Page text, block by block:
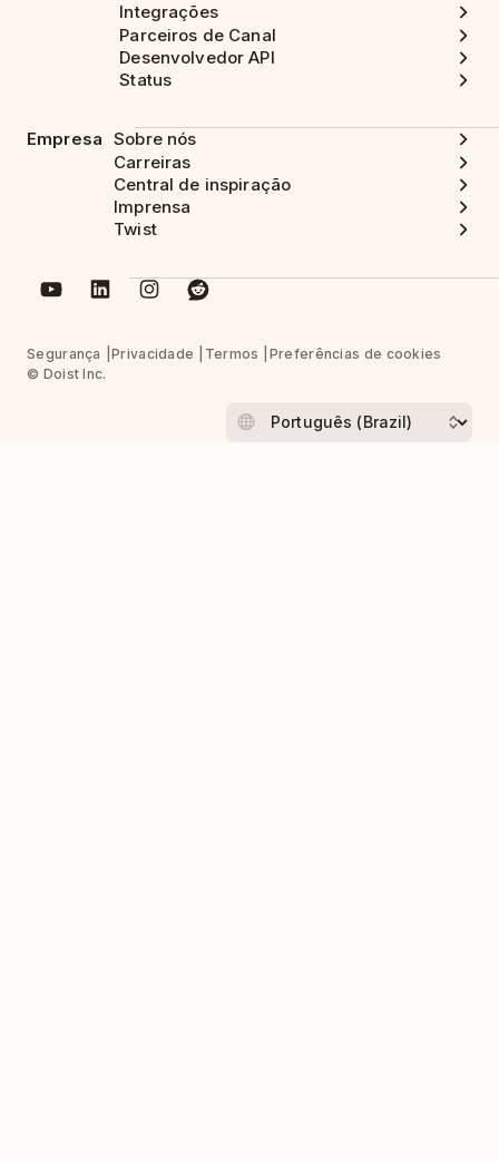
Integrações
Parceiros de Canal
Desenvolvedor API
Status
Empresa Sobre nós
Carreiras
Central de inspiração
Imprensa
Twist
Segurança Privacidade Termos
Preferências de cookies
© Doist Inc.